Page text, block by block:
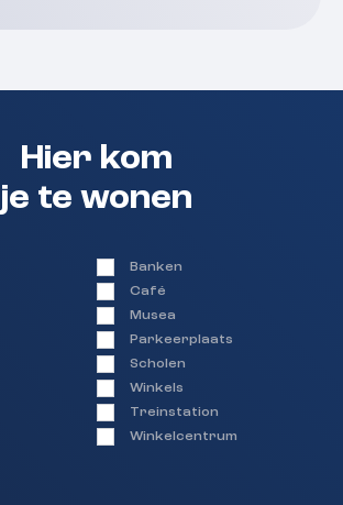
Hier kom
je te wonen
Banken
Café
Musea
Parkeerplaats
Scholen
Winkels
Treinstation
Winkelcentrum